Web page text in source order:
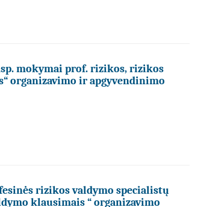
mokymai prof. rizikos, rizikos
organizavimo ir apgyvendinimo
rizikos valdymo specialistų
klausimais “ organizavimo